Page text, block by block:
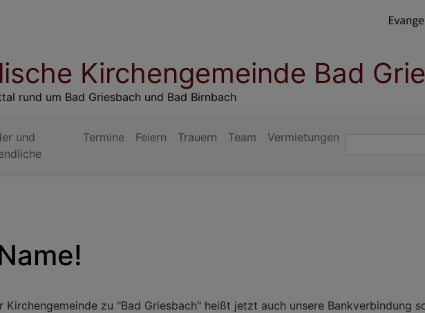
Kirchengemeinde Bad
rund um Bad Griesbach und Bad Birnbach
und
Termine Feiern Trauern Team VermietungenSuche
Kirchengemeinde zu "Bad Griesbach" heißt jetzt auch unsere Bankverbindung